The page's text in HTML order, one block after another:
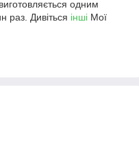
одним
раз. Дивіться інші Мої